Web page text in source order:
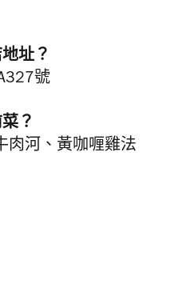
址？
號
？
肉河、黃咖喱雞法